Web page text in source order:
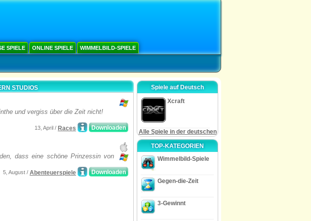
SPIELE ONLINE SPIELE WIMMELBILD-SPIELE
STUDIOS
und vergiss über die Zeit nicht!
Downloaden
13, April / Races
dass eine schöne Prinzessin von
Downloaden
5, August / Abenteuerspiele
Spiele auf Deutsch
Xcraft
Alle Spiele in der deutschen
TOP-KATEGORIEN
Wimmelbild-Spiele
Gegen-die-Zeit
3-Gewinnt